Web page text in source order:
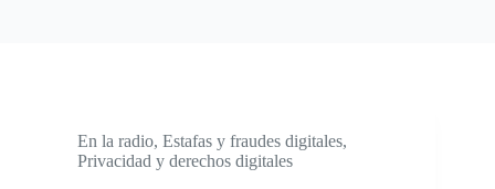
En la radio, Estafas y fraudes digitales,
Privacidad y derechos digitales